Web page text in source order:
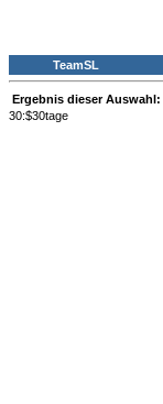
TeamSL
Ergebnis dieser Auswahl:
30:$30tage